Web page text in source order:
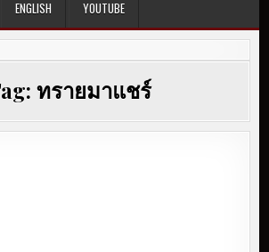
ENGLISH YOUTUBE
ทรายมาแชร์